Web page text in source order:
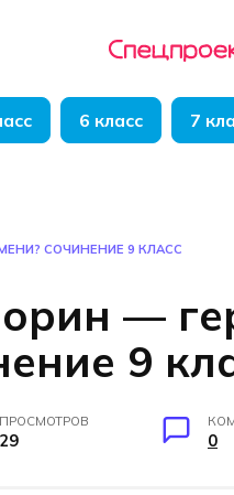
6 класс 7
СОЧИНЕНИЕ 9 КЛАСС
—
9
ПРОСМОТРОВ
29 0